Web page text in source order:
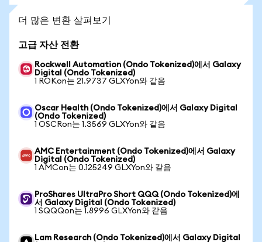
더 많은 변환 살펴보기
고급 자산 전환
Rockwell Automation (Ondo Tokenized)에서 Galaxy
Digital (Ondo Tokenized)
1 ROKon는 21.9737 GLXYon와 같음
Oscar Health (Ondo Tokenized)에서 Galaxy Digital
(Ondo Tokenized)
1 OSCRon는 1.3569 GLXYon와 같음
AMC Entertainment (Ondo Tokenized)에서 Galaxy
Digital (Ondo Tokenized)
1 AMCon는 0.125249 GLXYon와 같음
ProShares UltraPro Short QQQ (Ondo Tokenized)에
서 Galaxy Digital (Ondo Tokenized)
1 SQQQon는 1.8996 GLXYon와 같음
Lam Research (Ondo Tokenized)에서 Galaxy Digital